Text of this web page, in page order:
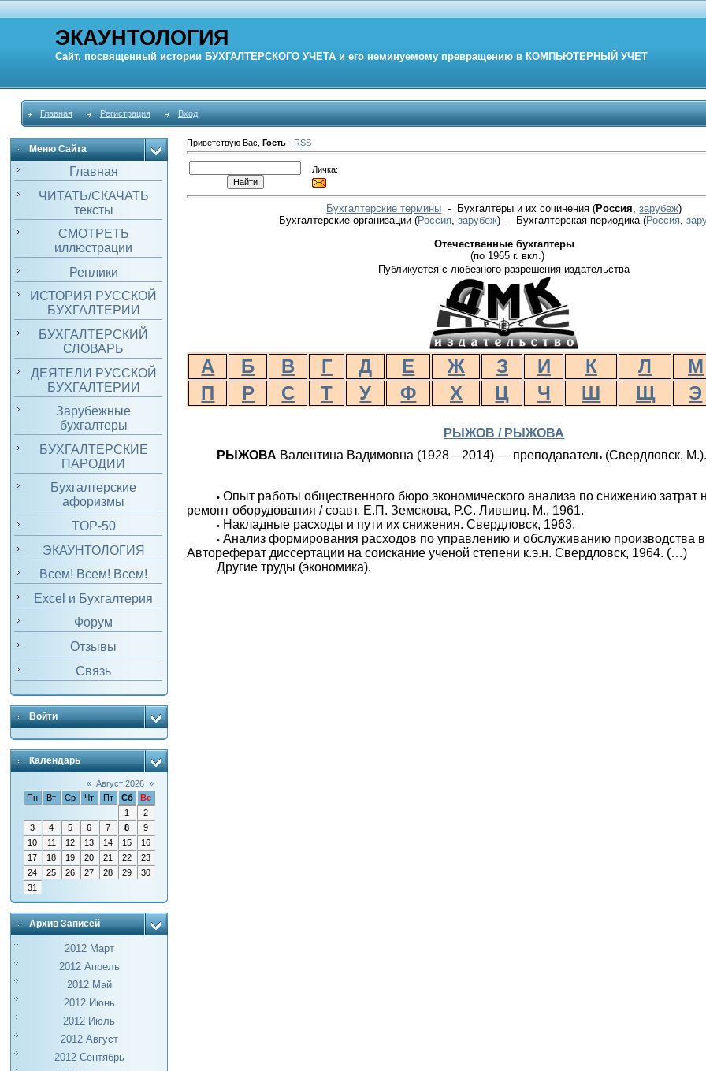
ЭКАУНТОЛОГИЯ
Сайт, посвященный истории БУХГАЛТЕРСКОГО УЧЕТА и его неминуемому превращению в КОМПЬЮТЕРНЫЙ УЧЕТ
Главная Регистрация Вход
Меню Сайта
Главная
ЧИТАТЬ/СКАЧАТЬ
тексты
СМОТРЕТЬ
иллюстрации
Реплики
ИСТОРИЯ РУССКОЙ
БУХГАЛТЕРИИ
БУХГАЛТЕРСКИЙ
СЛОВАРЬ
ДЕЯТЕЛИ РУССКОЙ
БУХГАЛТЕРИИ
Зарубежные
бухгалтеры
БУХГАЛТЕРСКИЕ
ПАРОДИИ
Бухгалтерские
афоризмы
TOP-50
ЭКАУНТОЛОГИЯ
Всем! Всем! Всем!
Excel и Бухгалтерия
Форум
Отзывы
Связь
Войти
Календарь
« Август 2026 »
Пн
Вт Ср Чт Пт Сб
Вс
1
2
3
4 5 6 7 8
9
10
11 12 13 14 15
16
17
18 19 20 21 22
23
24
25 26 27 28 29
30
31
Архив Записей
2012 Март
2012 Апрель
2012 Май
2012 Июнь
2012 Июль
2012 Август
2012 Сентябрь
Приветствую Вас ,Гость · RSS
Личка:
Бухгалтерские термины - Бухгалтеры и их сочинения (Россия ,зарубеж)
Бухгалтерские организации(Россия ,зарубеж) - Бухгалтерская периодика(Россия ,
Отечественные бухгалтеры
(по 1965 г. вкл.)
Публикуется с любезного разрешения издательства
А Б В Г Д Е Ж З И К Л М
П
Р С Т У Ф Х Ц Ч Ш Щ Э
РЫЖОВ / РЫЖОВА
РЫЖОВА Валентина Вадимовна (1928—2014) — преподаватель (Свердловск, М.).
• Опыт работы общественного бюро экономического анализа по снижению затрат
ремонт оборудования / соавт. Е.П. Земскова, Р.С. Лившиц. М., 1961.
• Накладные расходы и пути их снижения. Свердловск, 1963.
• Анализ формирования расходов по управлению и обслуживанию производства
Автореферат диссертации на соискание ученой степени к.э.н. Свердловск, 1964. (…)
Другие труды (экономика).